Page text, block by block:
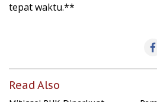
tepat waktu.**
Read Also